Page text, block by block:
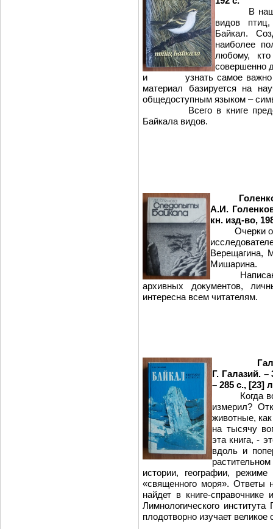
В нашей
видов
Байкал.
наиболее
любому,
совершенно
и узнать самое важно об
материал базируется на
общедоступным языком –
Всего в книге
Байкала видов.
А.И.
кн. изд-во,
Очерки об
Верещагина,
Мишарина.
архивных документов,
интересна всем читателям.
Г. Галазий.
– 285 с., [23]
Когда
измерил?
животные,
на тысячу
эта книга, -
вдоль
истории, географии,
«священного моря». Ответы
найдет в книге-справочнике
Лимнологического
плодотворно изучает великое